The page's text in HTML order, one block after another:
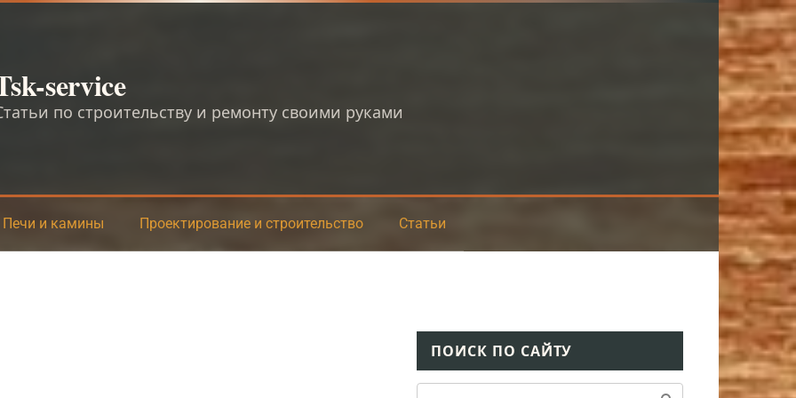
service
по строительству и ремонту своими руками
Печи и камины Проектирование и строительство Статьи
ПОИСК ПО САЙТУ